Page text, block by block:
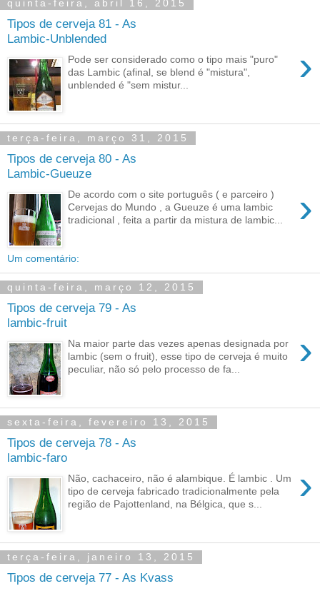
quinta-feira, abril 16, 2015
Tipos de cerveja 81 - As
Lambic-Unblended
›
Pode ser considerado como o tipo mais "puro"
das Lambic (afinal, se blend é "mistura",
unblended é "sem mistur...
terça-feira, março 31, 2015
Tipos de cerveja 80 - As
Lambic-Gueuze
›
De acordo com o site português ( e parceiro )
Cervejas do Mundo , a Gueuze é uma lambic
tradicional , feita a partir da mistura de lambic...
Um comentário:
quinta-feira, março 12, 2015
Tipos de cerveja 79 - As
lambic-fruit
›
Na maior parte das vezes apenas designada por
lambic (sem o fruit), esse tipo de cerveja é muito
peculiar, não só pelo processo de fa...
sexta-feira, fevereiro 13, 2015
Tipos de cerveja 78 - As
lambic-faro
›
Não, cachaceiro, não é alambique. É lambic . Um
tipo de cerveja fabricado tradicionalmente pela
região de Pajottenland, na Bélgica, que s...
terça-feira, janeiro 13, 2015
Tipos de cerveja 77 - As Kvass